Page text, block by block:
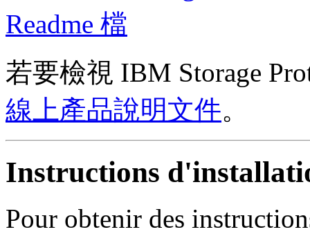
Readme 檔
若要檢視 IBM Storage
線上產品說明文件。
Instructions
Pour obtenir des